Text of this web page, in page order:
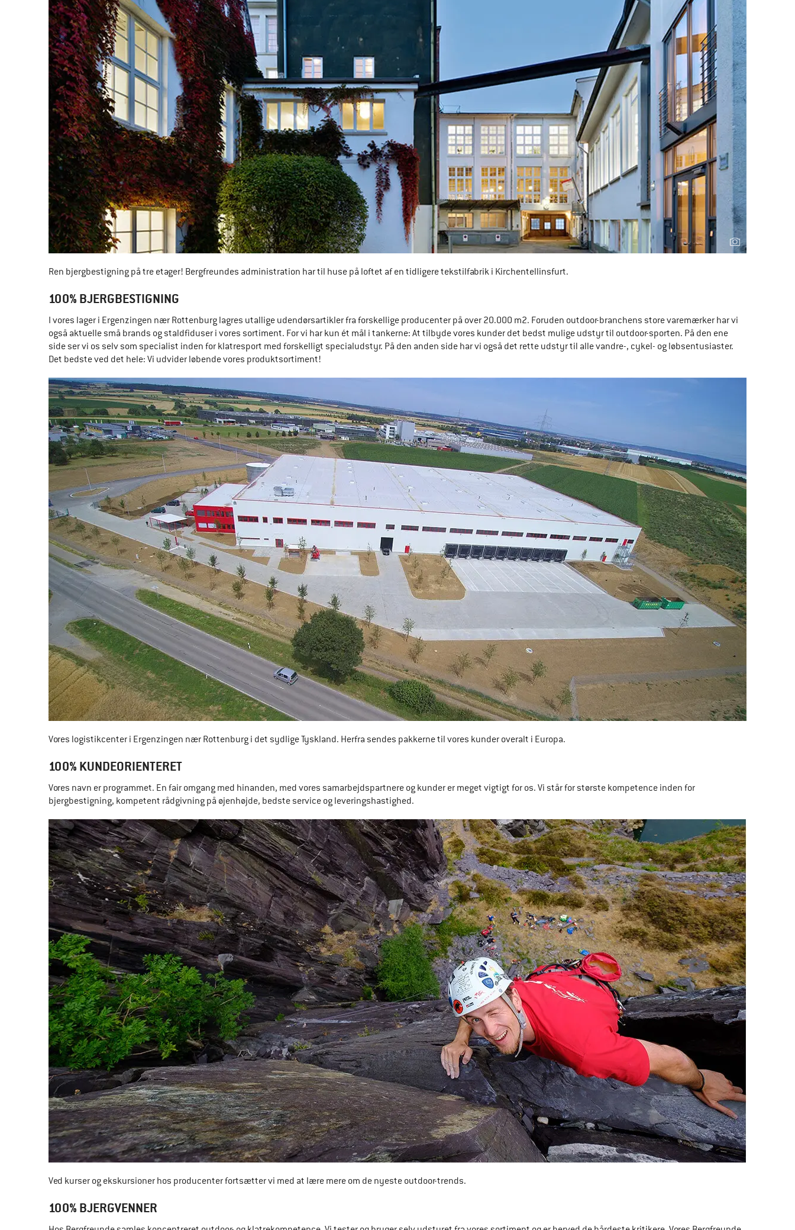
Ren bjergbestigning på tre etager! Bergfreundes administration har til huse på loftet af en tidligere tekstilfabrik i Kirchentellinsfurt.
100% BJERGBESTIGNING
I vores lager i Ergenzingen nær Rottenburg lagres utallige udendørsartikler fra forskellige producenter på over 20.000 m2. Foruden outdoor-branchens store varemærker har vi
også aktuelle små brands og staldfiduser i vores sortiment. For vi har kun ét mål i tankerne: At tilbyde vores kunder det bedst mulige udstyr til outdoor-sporten. På den ene
side ser vi os selv som specialist inden for klatresport med forskelligt specialudstyr. På den anden side har vi også det rette udstyr til alle vandre-, cykel- og løbsentusiaster.
Det bedste ved det hele: Vi udvider løbende vores produktsortiment!
Vores logistikcenter i Ergenzingen nær Rottenburg i det sydlige Tyskland. Herfra sendes pakkerne til vores kunder overalt i Europa.
100% KUNDEORIENTERET
Vores navn er programmet. En fair omgang med hinanden, med vores samarbejdspartnere og kunder er meget vigtigt for os. Vi står for største kompetence inden for
bjergbestigning, kompetent rådgivning på øjenhøjde, bedste service og leveringshastighed.
Ved kurser og ekskursioner hos producenter fortsætter vi med at lære mere om de nyeste outdoor-trends.
100% BJERGVENNER